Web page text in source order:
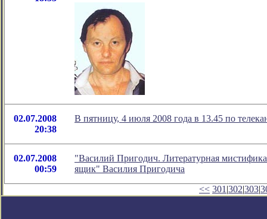
02.07.2008
20:38
В пятницу, 4 июля 2008 года в 13.45 по
02.07.2008
00:59
"Василий Пригодич. Литературная
ящик" Василия Пригодича
<< 301 |302|303|